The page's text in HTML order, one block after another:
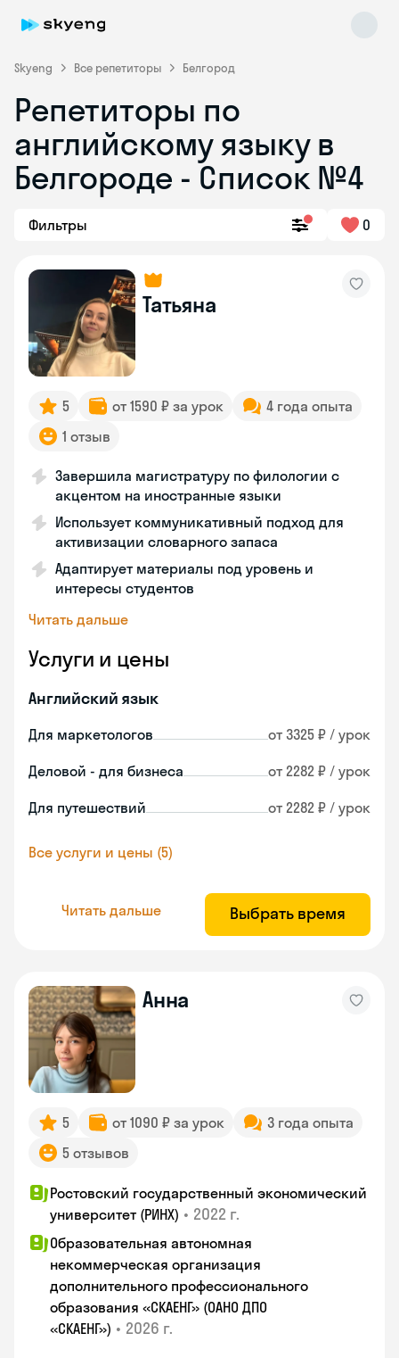
Skyeng Все репетиторы Белгород
Репетиторы по
английскому языку в
Белгороде - Список №4
Фильтры 0
Татьяна
5 от 1590 ₽ за урок
4 года опыта
1 отзыв
Завершила магистратуру по филологии с
акцентом на иностранные языки
Использует коммуникативный подход для
активизации словарного запаса
Адаптирует материалы под уровень и
интересы студентов
Читать дальше
Услуги и цены
Английский язык
Для маркетологов от 3325 ₽ / урок
Деловой - для бизнеса от 2282 ₽ / урок
Для путешествий от 2282 ₽ / урок
Все услуги и цены (5)
Читать дальше Выбрать время
Анна
5 от 1090 ₽ за урок
3 года опыта
5 отзывов
Ростовский государственный экономический
университет (РИНХ) • 2022 г.
Образовательная автономная
некоммерческая организация
дополнительного профессионального
образования «СКАЕНГ» (ОАНО ДПО
«СКАЕНГ») • 2026 г.
Skyeng Chat